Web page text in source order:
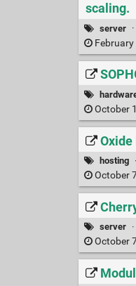
scaling.
server ·
February
October
hosting ·
October
server ·
October